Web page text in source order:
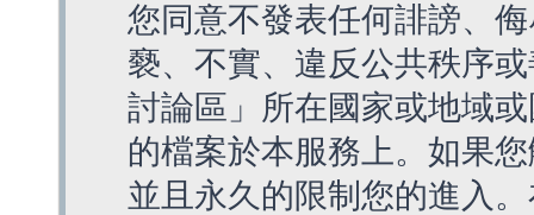
您同意不發表任何誹謗、
褻、不實、違反公共秩序
討論區」所在國家或地域
的檔案於本服務上。如果
並且永久的限制您的進入